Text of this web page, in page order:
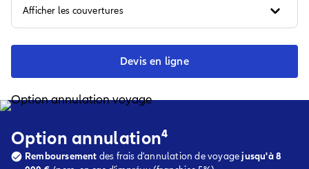
Afficher les couvertures
Devis en ligne
Option annulation⁴
Remboursement des frais d'annulation de voyagejusqu'à 8